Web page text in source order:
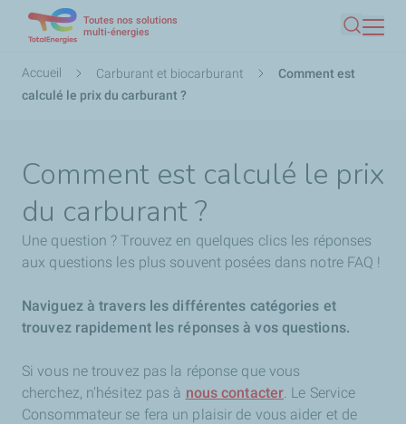
contenu
Toutes nos solutions
multi-énergies
Fil
d'Ariane
Accueil Carburant et biocarburant
Comment est
calculé le prix du carburant ?
Comment est calculé le prix
du carburant ?
Une question ? Trouvez en quelques clics les réponses
aux questions les plus souvent posées dans notre FAQ !
Naviguez à travers les différentes catégories et
trouvez rapidement les réponses à vos questions.
Si vous ne trouvez pas la réponse que vous
cherchez, n'hésitez pas à nous contacter. Le Service
Consommateur se fera un plaisir de vous aider et de